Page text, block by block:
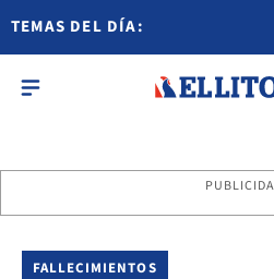
TEMAS DEL DÍA:
FALLECIMIENTOS